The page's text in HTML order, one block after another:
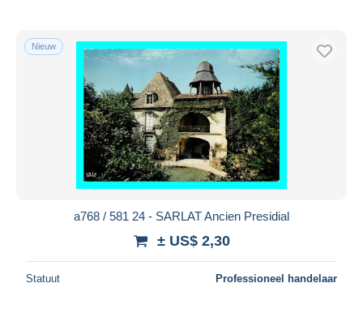
Nieuw
a768 / 581 24 - SARLAT Ancien Presidial
± US$ 2,30
Statuut Professioneel handelaar